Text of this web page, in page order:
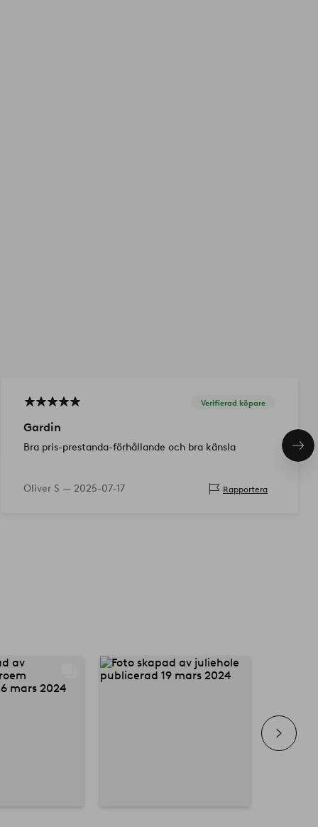
Verifierad köpare
Gardin
Bra pris-prestanda-förhållande och bra känsla
Oliver S — 2025-07-17 Rapportera